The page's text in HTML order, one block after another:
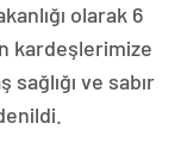
olarak 6
kardeşlerimize
ve sabır